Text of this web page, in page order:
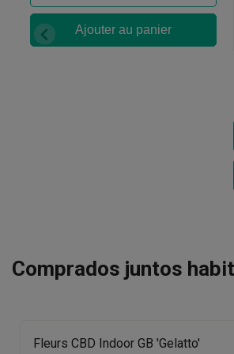
Ajouter au panier
Comprados juntos
Fleurs CBD Indoor GB 'Gelatto'